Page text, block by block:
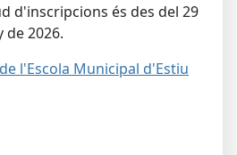
d'inscripcions és des del 29
de 2026.
l'Escola Municipal d'Estiu